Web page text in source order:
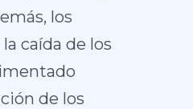
los
caída de los
de los